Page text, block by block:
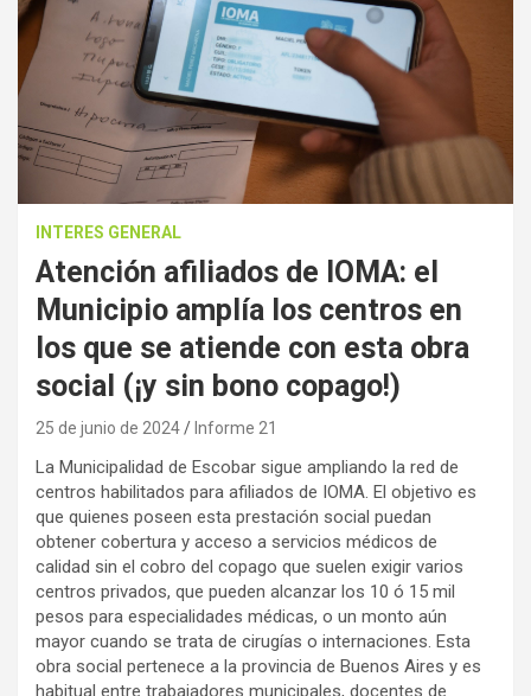
INTERES GENERAL
Atención afiliados de IOMA: el
Municipio amplía los centros en
los que se atiende con esta obra
social (¡y sin bono copago!)
25 de junio de 2024 Informe 21
La Municipalidad de Escobar sigue ampliando la red de
centros habilitados para afiliados de IOMA. El objetivo es
que quienes poseen esta prestación social puedan
obtener cobertura y acceso a servicios médicos de
calidad sin el cobro del copago que suelen exigir varios
centros privados, que pueden alcanzar los 10 ó 15 mil
pesos para especialidades médicas, o un monto aún
mayor cuando se trata de cirugías o internaciones. Esta
obra social pertenece a la provincia de Buenos Aires y es
habitual entre trabajadores municipales, docentes de